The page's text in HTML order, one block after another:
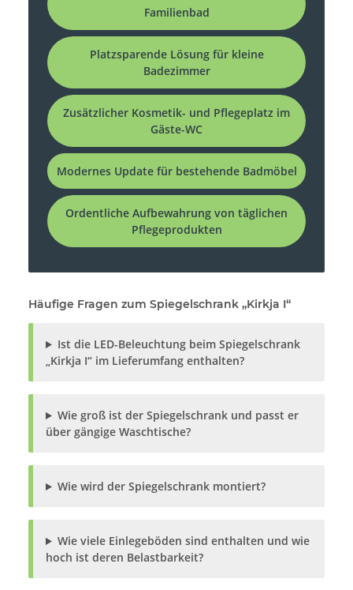
Familienbad
Platzsparende Lösung für kleine
Badezimmer
Zusätzlicher Kosmetik- und Pflegeplatz im
Gäste-WC
Modernes Update für bestehende Badmöbel
Ordentliche Aufbewahrung von täglichen
Pflegeprodukten
Häufige Fragen zum Spiegelschrank „Kirkja I“
Ist die LED-Beleuchtung beim Spiegelschrank
„Kirkja I“ im Lieferumfang enthalten?
Wie groß ist der Spiegelschrank und passt er
über gängige Waschtische?
Wie wird der Spiegelschrank montiert?
Wie viele Einlegeböden sind enthalten und wie
hoch ist deren Belastbarkeit?